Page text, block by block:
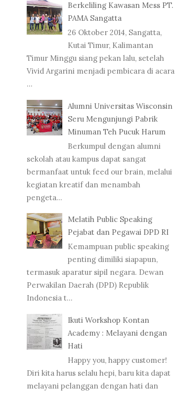
Berkeliling Kawasan Mess PT.
PAMA Sangatta
26 Oktober 2014, Sangatta,
Kutai Timur, Kalimantan
Timur Minggu siang pekan lalu, setelah
Vivid Argarini menjadi pembicara di acara
...
Alumni Universitas Wisconsin
Seru Mengunjungi Pabrik
Minuman Teh Pucuk Harum
Berkumpul dengan alumni
sekolah atau kampus dapat sangat
bermanfaat untuk feed our brain, melalui
kegiatan kreatif dan menambah
pengeta...
Melatih Public Speaking
Pejabat dan Pegawai DPD RI
Kemampuan public speaking
penting dimiliki siapapun,
termasuk aparatur sipil negara. Dewan
Perwakilan Daerah (DPD) Republik
Indonesia t...
Ikuti Workshop Kontan
Academy : Melayani dengan
Hati
Happy you, happy customer!
Diri kita harus selalu hepi, baru kita dapat
melayani pelanggan dengan hati dan